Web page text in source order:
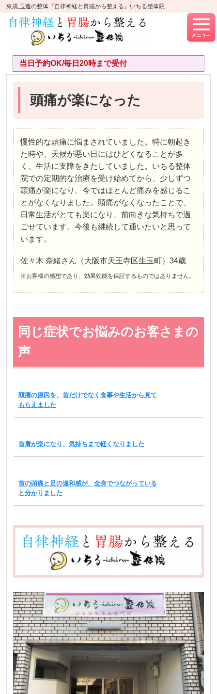
東成,玉造の整体『自律神経と胃腸から整える』いちる整体院
当日予約OK/毎日20時まで受付
頭痛が楽になった
慢性的な頭痛に悩まされていました。特に朝起き
た時や、天候が悪い日にはひどくなることが多
く、生活に支障をきたしていました。いちる整体
院での定期的な治療を受け始めてから、少しずつ
頭痛が楽になり、今ではほとんど痛みを感じるこ
とがなくなりました。頭痛がなくなったことで、
日常生活がとても楽になり、前向きな気持ちで過
ごせています。今後も継続して通いたいと思って
います。
佐々木 奈緒さん（大阪市天王寺区生玉町）34歳
※お客様の感想であり、効果効能を保証するものではありません。
同じ症状でお悩みのお客さまの
声
頭痛の原因を、首だけでなく食事や生活から見て
もらえました
首肩が楽になり、気持ちまで軽くなりました
首の頭痛と足の違和感が、全身でつながっている
と分かりました